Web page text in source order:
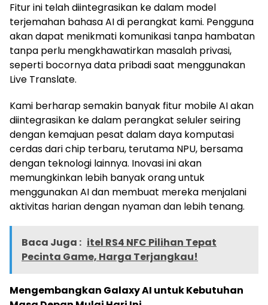
Fitur ini telah diintegrasikan ke dalam model
terjemahan bahasa AI di perangkat kami. Pengguna
akan dapat menikmati komunikasi tanpa hambatan
tanpa perlu mengkhawatirkan masalah privasi,
seperti bocornya data pribadi saat menggunakan
Live Translate.
Kami berharap semakin banyak fitur mobile AI akan
diintegrasikan ke dalam perangkat seluler seiring
dengan kemajuan pesat dalam daya komputasi
cerdas dari chip terbaru, terutama NPU, bersama
dengan teknologi lainnya. Inovasi ini akan
memungkinkan lebih banyak orang untuk
menggunakan AI dan membuat mereka menjalani
aktivitas harian dengan nyaman dan lebih tenang.
Baca Juga : itel RS4 NFC Pilihan Tepat
Pecinta Game, Harga Terjangkau!
Mengembangkan Galaxy AI untuk Kebutuhan